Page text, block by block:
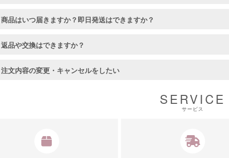
商品はいつ届きますか？即日発送はできますか？
返品や交換はできますか？
注文内容の変更・キャンセルをしたい
SERVICE
サービス